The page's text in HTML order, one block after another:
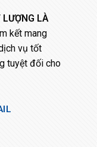
LƯỢNG LÀ
kết mang
vụ tốt
tuyệt đối cho